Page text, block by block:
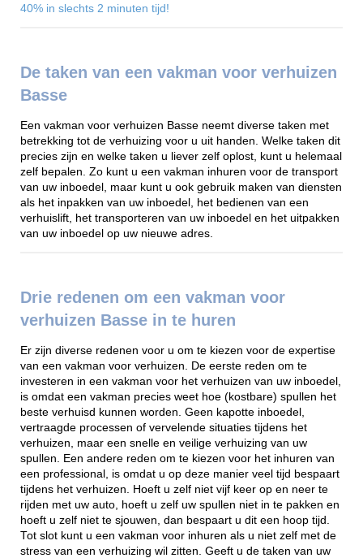
40% in slechts 2 minuten tijd!
De taken van een vakman voor verhuizen
Basse
Een vakman voor verhuizen Basse neemt diverse taken met
betrekking tot de verhuizing voor u uit handen. Welke taken dit
precies zijn en welke taken u liever zelf oplost, kunt u helemaal
zelf bepalen. Zo kunt u een vakman inhuren voor de transport
van uw inboedel, maar kunt u ook gebruik maken van diensten
als het inpakken van uw inboedel, het bedienen van een
verhuislift, het transporteren van uw inboedel en het uitpakken
van uw inboedel op uw nieuwe adres.
Drie redenen om een vakman voor
verhuizen Basse in te huren
Er zijn diverse redenen voor u om te kiezen voor de expertise
van een vakman voor verhuizen. De eerste reden om te
investeren in een vakman voor het verhuizen van uw inboedel,
is omdat een vakman precies weet hoe (kostbare) spullen het
beste verhuisd kunnen worden. Geen kapotte inboedel,
vertraagde processen of vervelende situaties tijdens het
verhuizen, maar een snelle en veilige verhuizing van uw
spullen. Een andere reden om te kiezen voor het inhuren van
een professional, is omdat u op deze manier veel tijd bespaart
tijdens het verhuizen. Hoeft u zelf niet vijf keer op en neer te
rijden met uw auto, hoeft u zelf uw spullen niet in te pakken en
hoeft u zelf niet te sjouwen, dan bespaart u dit een hoop tijd.
Tot slot kunt u een vakman voor inhuren als u niet zelf met de
stress van een verhuizing wil zitten. Geeft u de taken van uw